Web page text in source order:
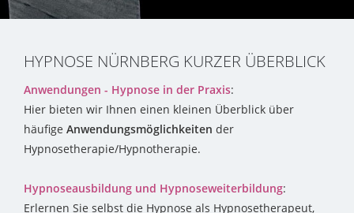
HYPNOSE NÜRNBERG KURZER ÜBERBLICK
Anwendungen - Hypnose in der Praxis:
Hier bieten wir Ihnen einen kleinen Überblick über
häufige Anwendungsmöglichkeiten der
Hypnosetherapie/Hypnotherapie.
Hypnoseausbildung und Hypnoseweiterbildung:
Erlernen Sie selbst die Hypnose als Hypnosetherapeut,